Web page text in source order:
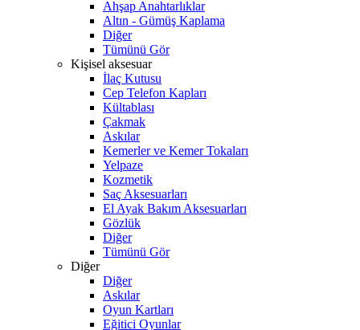
Ahşap Anahtarlıklar
Altın - Gümüş Kaplama
Diğer
Tümünü Gör
Kişisel aksesuar
İlaç Kutusu
Cep Telefon Kapları
Kültablası
Çakmak
Askılar
Kemerler ve Kemer Tokaları
Yelpaze
Kozmetik
Saç Aksesuarları
El Ayak Bakım Aksesuarları
Gözlük
Diğer
Tümünü Gör
Diğer
Diğer
Askılar
Oyun Kartları
Eğitici Oyunlar